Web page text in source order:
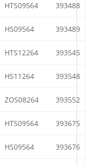
HTS09564 393488
HS09564 393489
HTS12264 393545
HS11264 393548
ZOS08264 393552
HTS09564 393675
HS09564 393676